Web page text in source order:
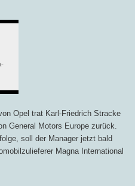
Opel trat Karl-Friedrich Stracke
General Motors Europe zurück.
soll der Manager jetzt bald
Magna International